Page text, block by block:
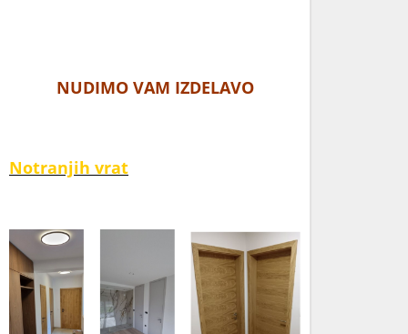
NUDIMO VAM IZDELAVO
Notranjih vrat